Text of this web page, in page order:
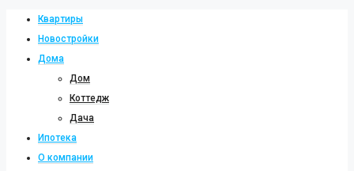
Квартиры
Новостройки
Дома
Дом
Коттедж
Дача
Ипотека
О компании